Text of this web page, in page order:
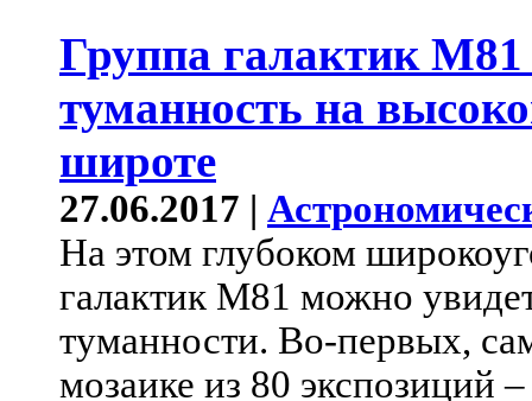
Группа галактик M81
туманность на
широте
27.06.2017 |
На этом глубоком
галактик M81 можно
туманности. Во-первых,
мозаике из 80 экспозиций